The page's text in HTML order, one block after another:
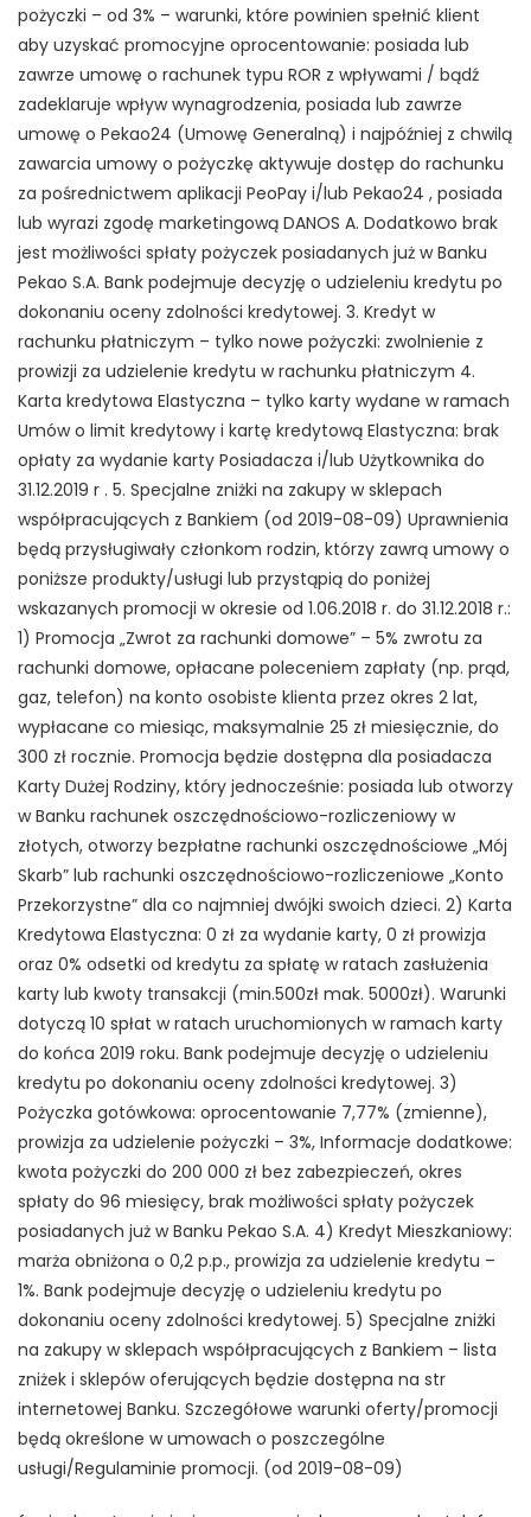
pożyczki – od 3% – warunki, które powinien spełnić klient
aby uzyskać promocyjne oprocentowanie: posiada lub
zawrze umowę o rachunek typu ROR z wpływami / bądź
zadeklaruje wpływ wynagrodzenia, posiada lub zawrze
umowę o Pekao24 (Umowę Generalną) i najpóźniej z chwilą
zawarcia umowy o pożyczkę aktywuje dostęp do rachunku
za pośrednictwem aplikacji PeoPay i/lub Pekao24 , posiada
lub wyrazi zgodę marketingową DANOS A. Dodatkowo brak
jest możliwości spłaty pożyczek posiadanych już w Banku
Pekao S.A. Bank podejmuje decyzję o udzieleniu kredytu po
dokonaniu oceny zdolności kredytowej. 3. Kredyt w
rachunku płatniczym – tylko nowe pożyczki: zwolnienie z
prowizji za udzielenie kredytu w rachunku płatniczym 4.
Karta kredytowa Elastyczna – tylko karty wydane w ramach
Umów o limit kredytowy i kartę kredytową Elastyczna: brak
opłaty za wydanie karty Posiadacza i/lub Użytkownika do
31.12.2019 r . 5. Specjalne zniżki na zakupy w sklepach
współpracujących z Bankiem (od 2019-08-09) Uprawnienia
będą przysługiwały członkom rodzin, którzy zawrą umowy o
poniższe produkty/usługi lub przystąpią do poniżej
wskazanych promocji w okresie od 1.06.2018 r. do 31.12.2018 r.:
1) Promocja „Zwrot za rachunki domowe” – 5% zwrotu za
rachunki domowe, opłacane poleceniem zapłaty (np. prąd,
gaz, telefon) na konto osobiste klienta przez okres 2 lat,
wypłacane co miesiąc, maksymalnie 25 zł miesięcznie, do
300 zł rocznie. Promocja będzie dostępna dla posiadacza
Karty Dużej Rodziny, który jednocześnie: posiada lub otworzy
w Banku rachunek oszczędnościowo-rozliczeniowy w
złotych, otworzy bezpłatne rachunki oszczędnościowe „Mój
Skarb” lub rachunki oszczędnościowo-rozliczeniowe „Konto
Przekorzystne” dla co najmniej dwójki swoich dzieci. 2) Karta
Kredytowa Elastyczna: 0 zł za wydanie karty, 0 zł prowizja
oraz 0% odsetki od kredytu za spłatę w ratach zasłużenia
karty lub kwoty transakcji (min.500zł mak. 5000zł). Warunki
dotyczą 10 spłat w ratach uruchomionych w ramach karty
do końca 2019 roku. Bank podejmuje decyzję o udzieleniu
kredytu po dokonaniu oceny zdolności kredytowej. 3)
Pożyczka gotówkowa: oprocentowanie 7,77% (zmienne),
prowizja za udzielenie pożyczki – 3%, Informacje dodatkowe:
kwota pożyczki do 200 000 zł bez zabezpieczeń, okres
spłaty do 96 miesięcy, brak możliwości spłaty pożyczek
posiadanych już w Banku Pekao S.A. 4) Kredyt Mieszkaniowy:
marża obniżona o 0,2 p.p., prowizja za udzielenie kredytu –
1%. Bank podejmuje decyzję o udzieleniu kredytu po
dokonaniu oceny zdolności kredytowej. 5) Specjalne zniżki
na zakupy w sklepach współpracujących z Bankiem – lista
zniżek i sklepów oferujących będzie dostępna na str
internetowej Banku. Szczegółowe warunki oferty/promocji
będą określone w umowach o poszczególne
usługi/Regulaminie promocji. (od 2019-08-09)